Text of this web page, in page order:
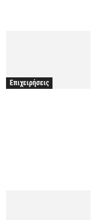
Επιχειρήσεις